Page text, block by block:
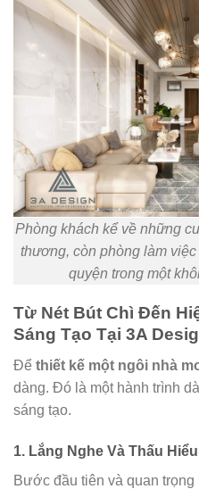
Phòng khách kể về những
thương, còn phòng làm
quyện trong một
Từ Nét Bút Chì Đến
Sáng Tạo Tại 3A
Để thiết kế một ngôi nhà
dàng. Đó là một hành trình
sáng tạo.
1. Lắng Nghe Và Thấu Hiểu
Bước đầu tiên và quan